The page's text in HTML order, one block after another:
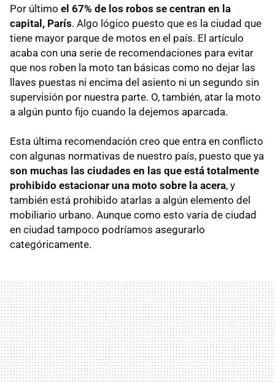
Por último el 67% de los robos se centran en la
capital, París. Algo lógico puesto que es la ciudad que
tiene mayor parque de motos en el país. El artículo
acaba con una serie de recomendaciones para evitar
que nos roben la moto tan básicas como no dejar las
llaves puestas ni encima del asiento ni un segundo sin
supervisión por nuestra parte. O, también, atar la moto
a algún punto fijo cuando la dejemos aparcada.
Esta última recomendación creo que entra en conflicto
con algunas normativas de nuestro país, puesto que ya
son muchas las ciudades en las que está totalmente
prohibido estacionar una moto sobre la acera, y
también está prohibido atarlas a algún elemento del
mobiliario urbano. Aunque como esto varía de ciudad
en ciudad tampoco podríamos asegurarlo
categóricamente.